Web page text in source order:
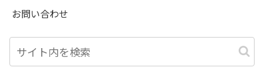
お問い合わせ